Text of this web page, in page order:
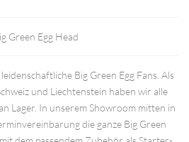
Green Egg Head
Big Green Egg Fans. Als
und Liechtenstein haben wir alle
Lager. In unserem Showroom mitten in
die ganze Big Green